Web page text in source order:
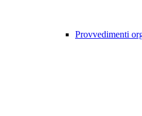
Provvedimenti